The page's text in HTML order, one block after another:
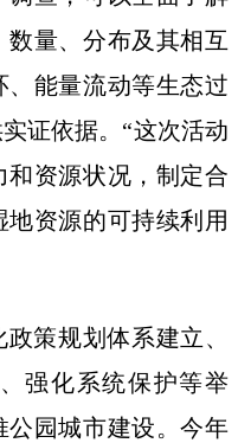
量、分布及其相互
能量流动等生态过
证依据。“这次活动
资源状况，制定合
资源的可持续利用
策规划体系建立、
强化系统保护等举
园城市建设。今年